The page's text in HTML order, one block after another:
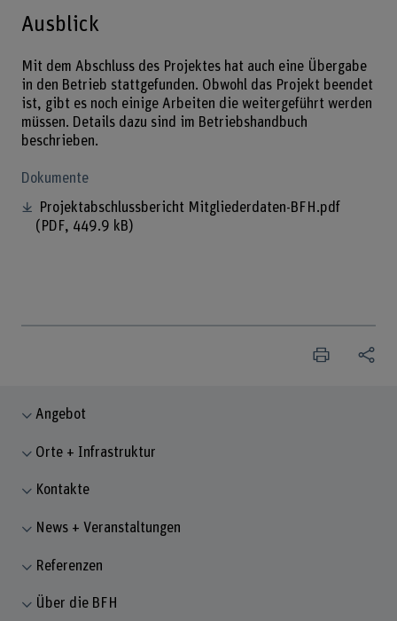
Ausblick
Mit dem Abschluss des Projektes hat auch eine Übergabe
in den Betrieb stattgefunden. Obwohl das Projekt beendet
ist, gibt es noch einige Arbeiten die weitergeführt werden
müssen. Details dazu sind im Betriebshandbuch
beschrieben.
Dokumente
Projektabschlussbericht Mitgliederdaten-BFH.pdf
(PDF, 449.9 kB)
Angebot
Orte + Infrastruktur
Kontakte
News + Veranstaltungen
Referenzen
Über die BFH